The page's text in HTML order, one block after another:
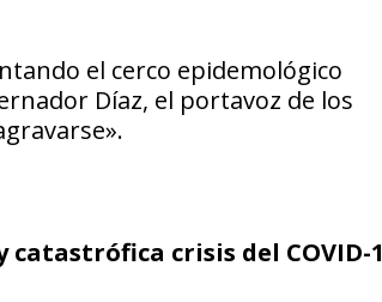
el cerco epidemológico
Díaz, el portavoz de los
crisis del COVID-